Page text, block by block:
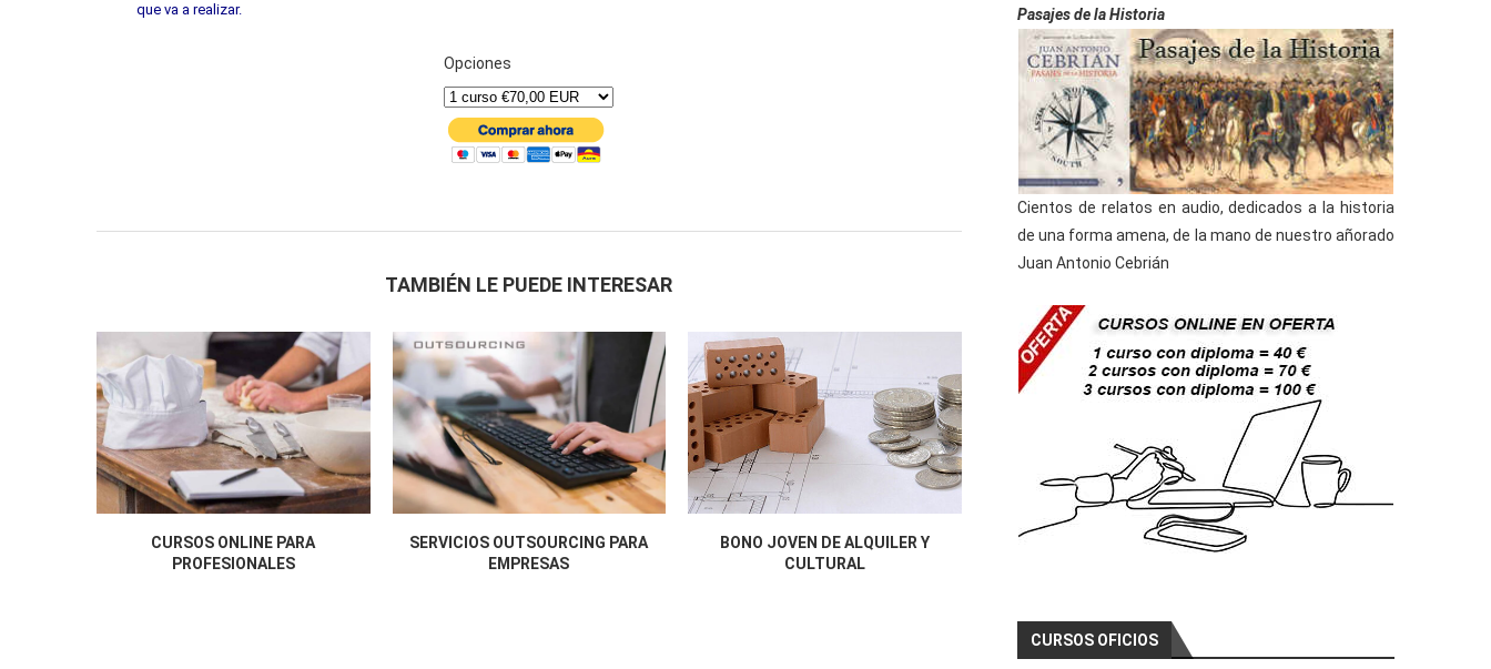
que va a realizar.
Opciones
TAMBIÉN LE PUEDE INTERESAR
CURSOS ONLINE PARA
PROFESIONALES
SERVICIOS OUTSOURCING PARA
EMPRESAS
BONO JOVEN DE ALQUILER Y
CULTURAL
Pasajes de la Historia
Cientos de relatos en audio, dedicados a la historia
de una forma amena, de la mano de nuestro añorado
Juan Antonio Cebrián
CURSOS OFICIOS